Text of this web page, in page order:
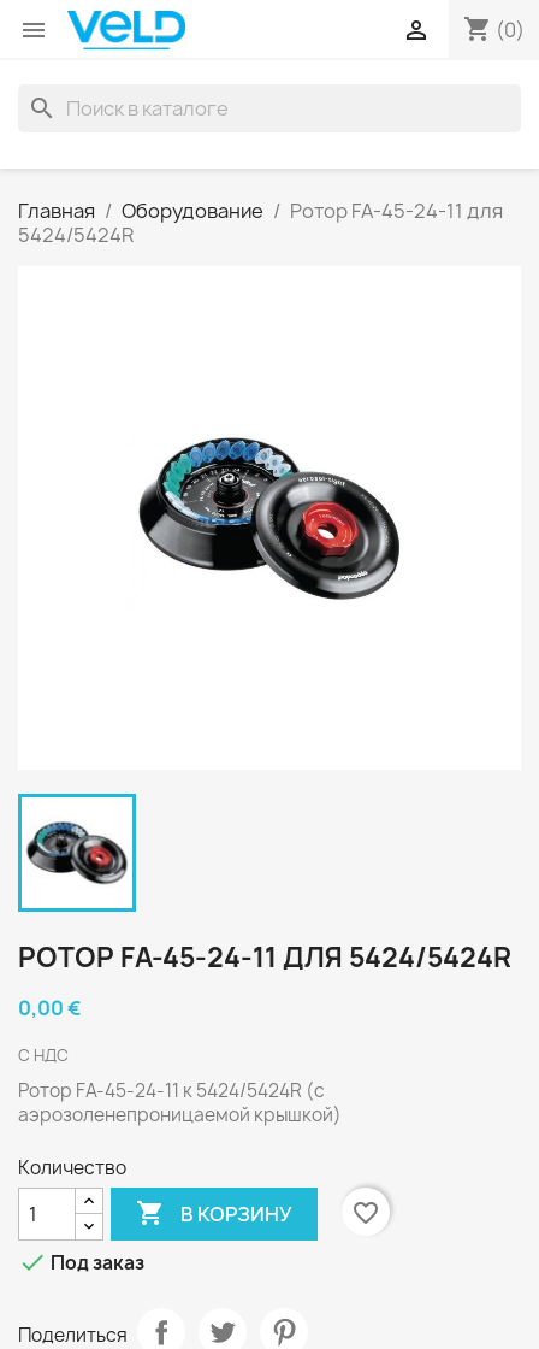
 shopping_cart (0)

search
Главная Оборудование
Ротор FA-45-24-11 для
5424/5424R
РОТОР FA-45-24-11 ДЛЯ 5424/5424R
0,00 €
С НДС
Ротор FA-45-24-11 к 5424/5424R (с
аэрозоленепроницаемой крышкой)
Количество
 В КОРЗИНУ
favorite_border
 Под заказ
Поделиться